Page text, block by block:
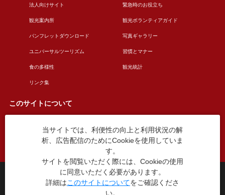
法人向けサイト 緊急時のお役立ち
観光案内所 観光ボランティアガイド
パンフレットダウンロード 写真ギャラリー
ユニバーサルツーリズム 習慣とマナー
食の多様性 観光統計
リンク集
このサイトについて
このサイトについて 広告掲載について
お問い合わせ
台東区役所観光課
〒110-8615 東京都台東区東上野4丁目5番6号
TEL：03-5246-1151
当サイトでは、利便性の向上と利用状況の解
析、広告配信のためにCookieを使用していま
す。
サイトを閲覧いただく際には、Cookieの使用
に同意いただく必要があります。
詳細はこのサイトについてをご確認くださ
い。